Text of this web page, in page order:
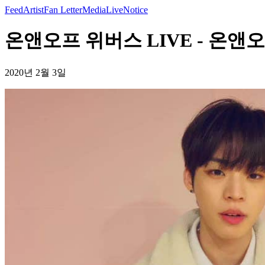
FeedArtistFan LetterMediaLiveNotice
온앤오프 위버스 LIVE - 온앤
2020년 2월 3일